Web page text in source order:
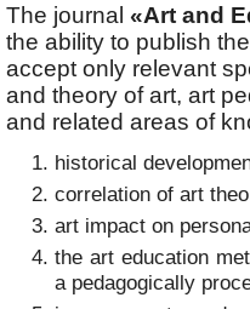
The journal «Art and
the ability to publish
accept only relevant
and theory of art, art
and related areas of
historical
correlation of art
art impact on
the art education
a pedagogically